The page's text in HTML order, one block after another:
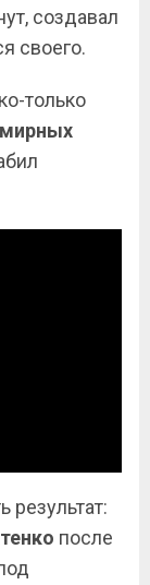
создавал
своего.
только
результат:
после